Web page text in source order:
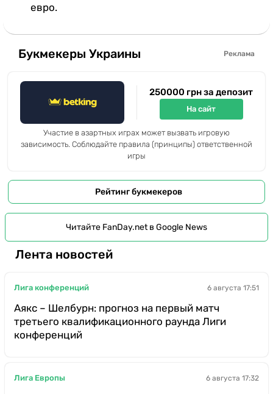
евро.
Букмекеры Украины Реклама
250000 грн за депозит
На сайт
Участие в азартных играх может вызвать игровую
зависимость. Соблюдайте правила (принципы) ответственной
игры
Рейтинг букмекеров
Читайте FanDay.net в Google News
Лента новостей
Лига конференций 6 августа 17:51
Аякс – Шелбурн: прогноз на первый матч
третьего квалификационного раунда Лиги
конференций
Лига Европы 6 августа 17:32